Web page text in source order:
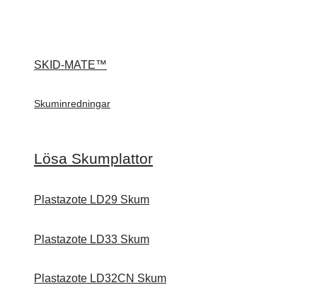
SKID-MATE™
Skuminredningar
Lösa Skumplattor
Plastazote LD29 Skum
Plastazote LD33 Skum
Plastazote LD32CN Skum